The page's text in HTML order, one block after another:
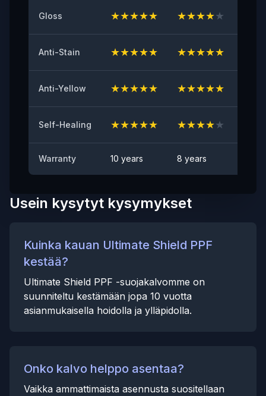
≤2
Tahraantumisen esto
Ei näkyvää tahraa
Gloss ★★★★★ ★★★★★
Anti-Stain ★★★★★ ★★★★★
Anti-Yellow ★★★★★ ★★★★★
Self-Healing ★★★★★ ★★★★★
Warranty 10 years 8 years
Usein kysytyt kysymykset
Kuinka kauan Ultimate Shield PPF
kestää?
Ultimate Shield PPF -suojakalvomme on
suunniteltu kestämään jopa 10 vuotta
asianmukaisella hoidolla ja ylläpidolla.
Onko kalvo helppo asentaa?
Vaikka ammattimaista asennusta suositellaan